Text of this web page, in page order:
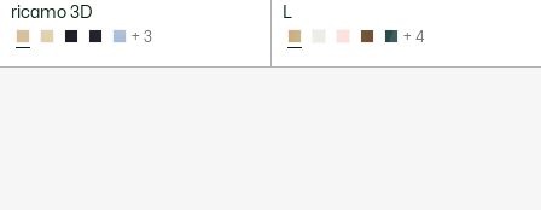
ricamo 3D
+ 3 + 4